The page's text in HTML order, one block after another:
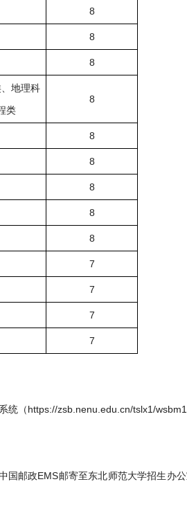
8
8
8
地理科
类
8
8
8
8
8
8
7
7
7
7
统（https://zsb.nenu.edu.cn/tslx1/
国邮政EMS邮寄至东北师范大学招生办